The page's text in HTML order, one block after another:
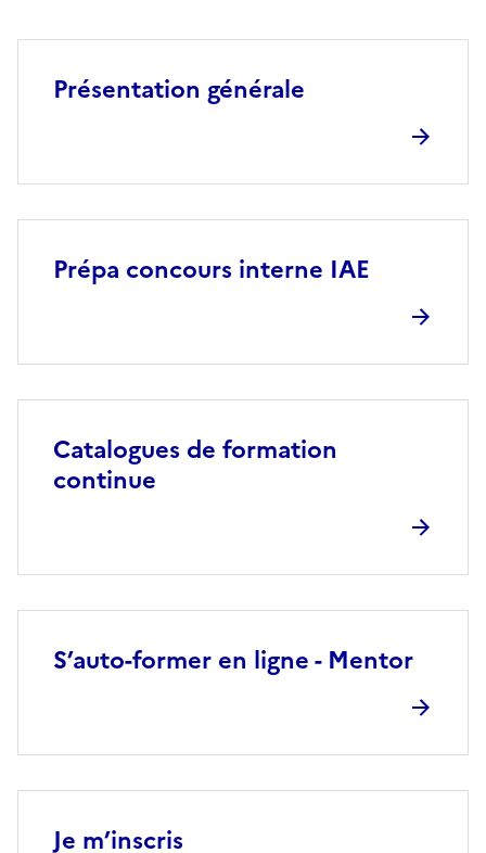
Présentation générale
Prépa concours interne IAE
Catalogues de formation
continue
S’auto-former en ligne - Mentor
Je m’inscris